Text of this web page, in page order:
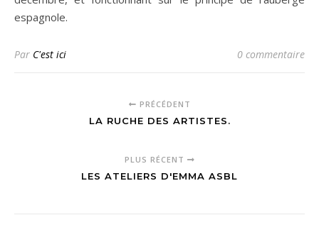
espagnole.
Par C'est ici 0 commentaire
PRÉCÉDENT
LA RUCHE DES ARTISTES.
PLUS RÉCENT
LES ATELIERS D'EMMA ASBL